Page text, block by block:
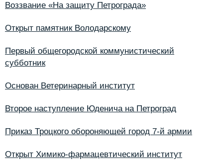
Воззвание «На защиту Петрограда»
Открыт памятник Володарскому
Первый общегородской коммунистический
субботник
Основан Ветеринарный институт
Второе наступление Юденича на Петроград
Приказ Троцкого обороняющей город 7-й армии
Открыт Химико-фармацевтический институт